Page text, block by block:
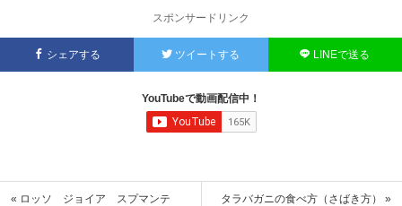
スポンサードリンク
シェアする ツイートする LINEで送る
YouTubeで動画配信中！
« ロッソ ジョイア スプマンテ タラバガニの食べ方（さばき方） »